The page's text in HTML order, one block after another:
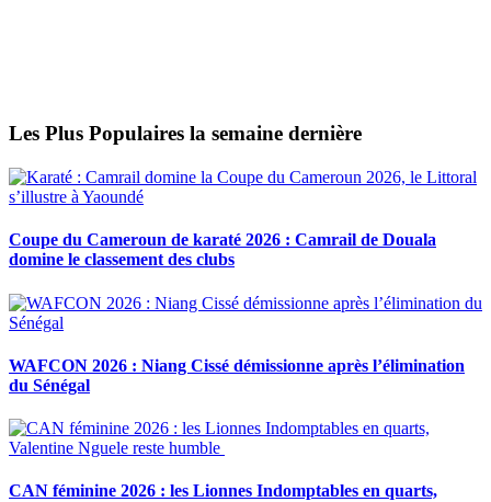
Les Plus Populaires la semaine dernière
Coupe du Cameroun de karaté 2026 : Camrail de Douala
domine le classement des clubs
WAFCON 2026 : Niang Cissé démissionne après l’élimination
du Sénégal
CAN féminine 2026 : les Lionnes Indomptables en quarts,